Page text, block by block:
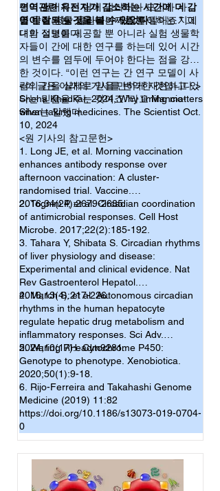
면역관련 유전자가 감소하는 시간에 더 감
염이 잘되는 것을 볼 수 있었다.
성이 떨어지는 밤에 말라리아 모기가 사람
을 물어 병을 옮긴다는 사실을 말이죠.” 그
녀의 설명이다.
이 발견은 항-말라리아제를 투여하는 지에
대한 정보를 제공할 뿐 아니라 실험 생물학
자들이 간에 대한 연구를 하는데 있어 시간
의 변수를 염두에 두어야 한다는 점을 강조
한 것이다. “이런 연구는 간 연구 모델이 사
람의 간을 실제로 믿을 만하게 재현하고 있
다는 믿음을 주는 것이죠.”라고 Mancio-
Silva는 말했다.
<이 글은 아래의 기사를 번역한 것입니다.>
Sneha Khedkar, 2024, Why timing matters
when taking medicines. The Scientist Oct.
10, 2024
<원 기사의 참고문헌>
1. Long JE, et al. Morning vaccination
enhances antibody response over
afternoon vaccination: A cluster-
randomised trial. Vaccine.
2016;34(24):2679-2685.
2. Tognini P, et al. Circadian coordination
of antimicrobial responses. Cell Host
Microbe. 2017;22(2):185-192.
3. Tahara Y, Shibata S. Circadian rhythms
of liver physiology and disease:
Experimental and clinical evidence. Nat
Rev Gastroenterol Hepatol.
2016;13(4):217-226.
4. March S, et al. Autonomous circadian
rhythms in the human hepatocyte
regulate hepatic drug metabolism and
inflammatory responses. Sci Adv.
2024;10(17):eadm9281.
5. Waring RH. Cytochrome P450:
Genotype to phenotype. Xenobiotica.
2020;50(1):9-18.
6. Rijo-Ferreira and Takahashi Genome
Medicine (2019) 11:82
https://doi.org/10.1186/s13073-019-0704-
0